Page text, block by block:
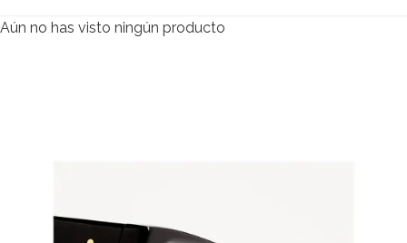
Aún no has visto ningún producto